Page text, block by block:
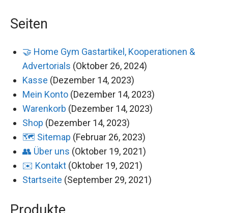
Seiten
🤝 Home Gym Gastartikel, Kooperationen &
Advertorials (Oktober 26, 2024)
Kasse (Dezember 14, 2023)
Mein Konto (Dezember 14, 2023)
Warenkorb (Dezember 14, 2023)
Shop (Dezember 14, 2023)
🗺️ Sitemap (Februar 26, 2023)
👥 Über uns (Oktober 19, 2021)
✉️ Kontakt (Oktober 19, 2021)
Startseite (September 29, 2021)